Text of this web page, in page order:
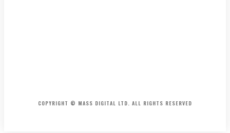
COPYRIGHT © MASS DIGITAL LTD. ALL RIGHTS RESERVED